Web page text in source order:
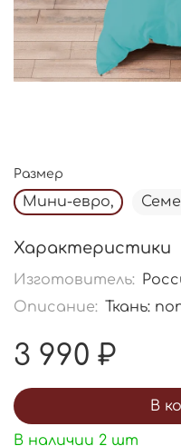
Размер
Мини-евро,
Характеристики
Изготовитель:
Описание: Ткань:
3 990 ₽
В
В наличии 2 шт